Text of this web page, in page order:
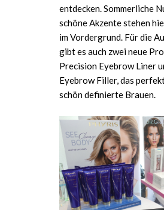
entdecken. Sommerliche
schöne Akzente stehen
im Vordergrund. Für die
gibt es auch zwei neue
Precision Eyebrow Liner
Eyebrow Filler, das
schön definierte Brauen.